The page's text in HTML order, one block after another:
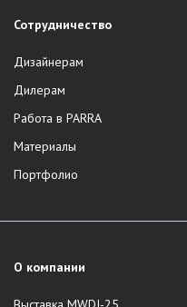
Сотрудничество
Дизайнерам
Дилерам
Работа в PARRA
Материалы
Портфолио
О компании